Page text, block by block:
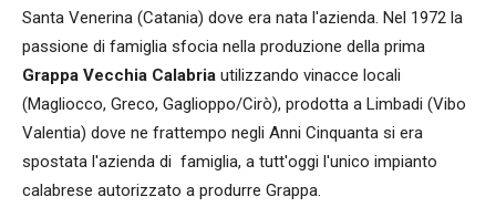
Santa Venerina (Catania) dove era nata l'azienda. Nel 1972 la
passione di famiglia sfocia nella produzione della prima
Grappa Vecchia Calabria utilizzando vinacce locali
(Magliocco, Greco, Gaglioppo/Cirò), prodotta a Limbadi (Vibo
Valentia) dove ne frattempo negli Anni Cinquanta si era
spostata l'azienda di famiglia, a tutt'oggi l'unico impianto
calabrese autorizzato a produrre Grappa.